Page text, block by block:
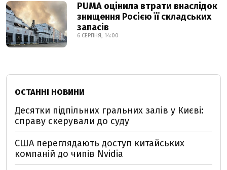
PUMA оцінила втрати внаслідок
знищення Росією її складських
запасів
6 СЕРПНЯ, 14:00
ОСТАННІ НОВИНИ
Десятки підпільних гральних залів у Києві:
справу скерували до суду
США переглядають доступ китайських
компаній до чипів Nvidia